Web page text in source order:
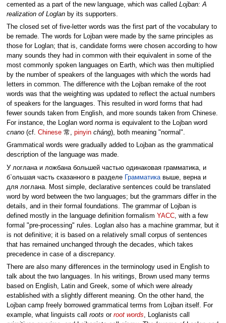
cemented as a part of the new language, which was called Lojban: A
realization of Loglanby its supporters.
The closed set of five-letter words was the first part of the vocabulary to
be remade. The words for Lojban were made by the same principles as
those for Loglan; that is, candidate forms were chosen according to how
many sounds they had in common with their equivalent in some of the
most commonly spoken languages on Earth, which was then multiplied
by the number of speakers of the languages with which the words had
letters in common. The difference with the Lojban remake of the root
words was that the weighting was updated to reflect the actual numbers
of speakers for the languages. This resulted in word forms that had
fewer sounds taken from English, and more sounds taken from Chinese.
For instance, the Loglan word normais equivalent to the Lojban word
cnano(cf. Chinese常, pinyin cháng), both meaning "normal".
Grammatical words were gradually added to Lojban as the grammatical
description of the language was made.
У логлана и ложбана большей частью одинаковая грамматика, и
б`ольшая часть сказанного в разделе Грамматикавыше, верна и
для логлана. Most simple, declarative sentences could be translated
word by word between the two languages; but the grammars differ in the
details, and in their formal foundations. The grammar of Lojban is
defined mostly in the language definition formalism YACC, with a few
formal "pre-processing" rules. Loglan also has a machine grammar, but it
is not definitive; it is based on a relatively small corpus of sentences
that has remained unchanged through the decades, which takes
precedence in case of a discrepancy.
There are also many differences in the terminology used in English to
talk about the two languages. In his writings, Brown used many terms
based on English, Latin and Greek, some of which were already
established with a slightly different meaning. On the other hand, the
Lojban camp freely borrowed grammatical terms from Lojban itself. For
example, what linguists call roots or root words, Loglanists call